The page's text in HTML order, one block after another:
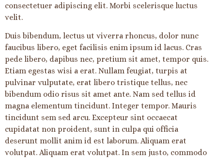
consectetuer adipiscing elit. Morbi scelerisque luctus
velit.
Duis bibendum, lectus ut viverra rhoncus, dolor nunc
faucibus libero, eget facilisis enim ipsum id lacus. Cras
pede libero, dapibus nec, pretium sit amet, tempor quis.
Etiam egestas wisi a erat. Nullam feugiat, turpis at
pulvinar vulputate, erat libero tristique tellus, nec
bibendum odio risus sit amet ante. Nam sed tellus id
magna elementum tincidunt. Integer tempor. Mauris
tincidunt sem sed arcu. Excepteur sint occaecat
cupidatat non proident, sunt in culpa qui officia
deserunt mollit anim id est laborum. Aliquam erat
volutpat. Aliquam erat volutpat. In sem justo, commodo